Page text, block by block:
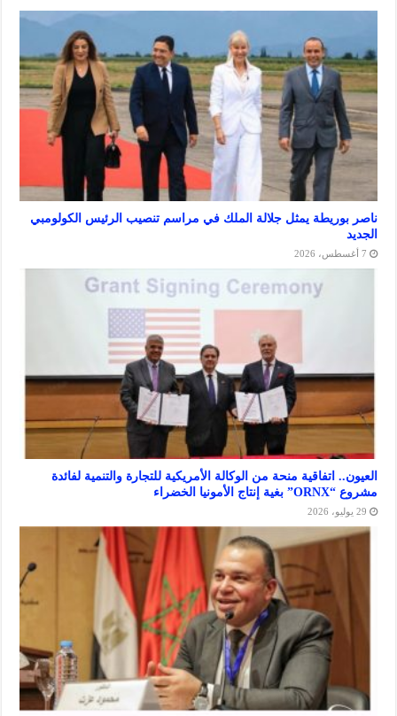
يمثل جلالة الملك في مراسم تنصيب الرئيس الكولومبي
اتفاقية منحة من الوكالة الأمريكية للتجارة والتنمية لفائدة